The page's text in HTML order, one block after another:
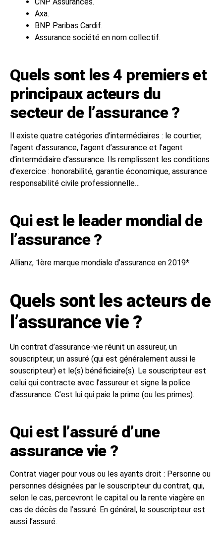
Axa.
BNP Paribas Cardif.
Assurance société en nom collectif.
Quels sont les 4 premiers et
principaux acteurs du
secteur de l’assurance ?
Il existe quatre catégories d’intermédiaires : le courtier,
l’agent d’assurance, l’agent d’assurance et l’agent
d’intermédiaire d’assurance. Ils remplissent les conditions
d’exercice : honorabilité, garantie économique, assurance
responsabilité civile professionnelle…
Qui est le leader mondial de
l’assurance ?
Allianz, 1ère marque mondiale d’assurance en 2019*
Quels sont les acteurs de
l’assurance vie ?
Un contrat d’assurance-vie réunit un assureur, un
souscripteur, un assuré (qui est généralement aussi le
souscripteur) et le(s) bénéficiaire(s). Le souscripteur est
celui qui contracte avec l’assureur et signe la police
d’assurance. C’est lui qui paie la prime (ou les primes).
Qui est l’assuré d’une
assurance vie ?
Contrat viager pour vous ou les ayants droit : Personne ou
personnes désignées par le souscripteur du contrat, qui,
selon le cas, percevront le capital ou la rente viagère en
cas de décès de l’assuré. En général, le souscripteur est
aussi l’assuré.